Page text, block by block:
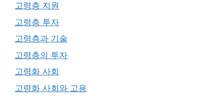
고령층 지원
고령층 투자
고령층과 기술
고령층의 투자
고령화 사회
고령화 사회와 고용